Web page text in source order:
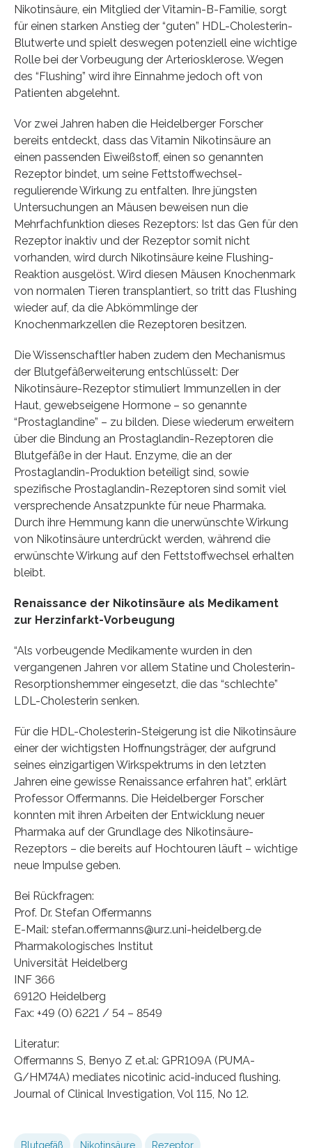
Nikotinsäure, ein Mitglied der Vitamin-B-Familie, sorgt
für einen starken Anstieg der “guten” HDL-Cholesterin-
Blutwerte und spielt deswegen potenziell eine wichtige
Rolle bei der Vorbeugung der Arteriosklerose. Wegen
des “Flushing” wird ihre Einnahme jedoch oft von
Patienten abgelehnt.
Vor zwei Jahren haben die Heidelberger Forscher
bereits entdeckt, dass das Vitamin Nikotinsäure an
einen passenden Eiweißstoff, einen so genannten
Rezeptor bindet, um seine Fettstoffwechsel-
regulierende Wirkung zu entfalten. Ihre jüngsten
Untersuchungen an Mäusen beweisen nun die
Mehrfachfunktion dieses Rezeptors: Ist das Gen für den
Rezeptor inaktiv und der Rezeptor somit nicht
vorhanden, wird durch Nikotinsäure keine Flushing-
Reaktion ausgelöst. Wird diesen Mäusen Knochenmark
von normalen Tieren transplantiert, so tritt das Flushing
wieder auf, da die Abkömmlinge der
Knochenmarkzellen die Rezeptoren besitzen.
Die Wissenschaftler haben zudem den Mechanismus
der Blutgefäßerweiterung entschlüsselt: Der
Nikotinsäure-Rezeptor stimuliert Immunzellen in der
Haut, gewebseigene Hormone – so genannte
“Prostaglandine” – zu bilden. Diese wiederum erweitern
über die Bindung an Prostaglandin-Rezeptoren die
Blutgefäße in der Haut. Enzyme, die an der
Prostaglandin-Produktion beteiligt sind, sowie
spezifische Prostaglandin-Rezeptoren sind somit viel
versprechende Ansatzpunkte für neue Pharmaka.
Durch ihre Hemmung kann die unerwünschte Wirkung
von Nikotinsäure unterdrückt werden, während die
erwünschte Wirkung auf den Fettstoffwechsel erhalten
bleibt.
Renaissance der Nikotinsäure als Medikament
zur Herzinfarkt-Vorbeugung
“Als vorbeugende Medikamente wurden in den
vergangenen Jahren vor allem Statine und Cholesterin-
Resorptionshemmer eingesetzt, die das “schlechte”
LDL-Cholesterin senken.
Für die HDL-Cholesterin-Steigerung ist die Nikotinsäure
einer der wichtigsten Hoffnungsträger, der aufgrund
seines einzigartigen Wirkspektrums in den letzten
Jahren eine gewisse Renaissance erfahren hat”, erklärt
Professor Offermanns. Die Heidelberger Forscher
konnten mit ihren Arbeiten der Entwicklung neuer
Pharmaka auf der Grundlage des Nikotinsäure-
Rezeptors – die bereits auf Hochtouren läuft – wichtige
neue Impulse geben.
Bei Rückfragen:
Prof. Dr. Stefan Offermanns
E-Mail: stefan.offermanns@urz.uni-heidelberg.de
Pharmakologisches Institut
Universität Heidelberg
INF 366
69120 Heidelberg
Fax: +49 (0) 6221 / 54 – 8549
Literatur:
Offermanns S, Benyo Z et.al: GPR109A (PUMA-
G/HM74A) mediates nicotinic acid-induced flushing.
Journal of Clinical Investigation, Vol 115, No 12.
Blutgefäß Nikotinsäure Rezeptor